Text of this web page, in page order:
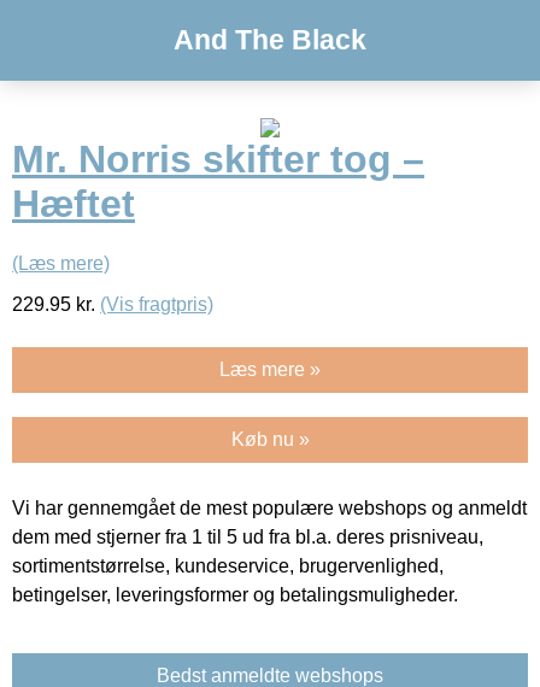
And The Black
Mr. Norris skifter tog –
Hæftet
(Læs mere)
229.95 kr. (Vis fragtpris)
Læs mere »
Køb nu »
Vi har gennemgået de mest populære webshops og anmeldt
dem med stjerner fra 1 til 5 ud fra bl.a. deres prisniveau,
sortimentstørrelse, kundeservice, brugervenlighed,
betingelser, leveringsformer og betalingsmuligheder.
Bedst anmeldte webshops